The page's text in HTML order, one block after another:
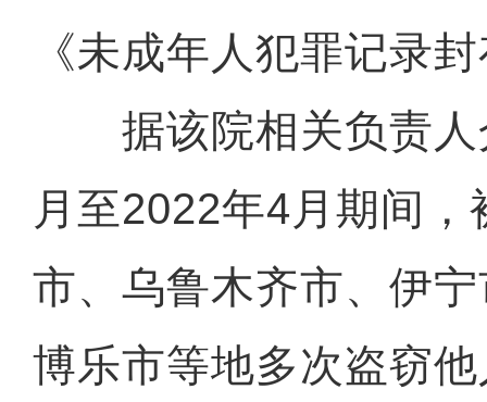
《未成年人犯罪记录
据该院相关负责人
月至2022年4月期间
市、乌鲁木齐市、伊
博乐市等地多次盗窃